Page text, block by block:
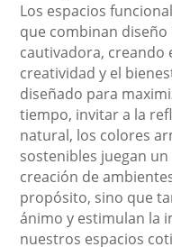
Los espacios
que combinan
cautivadora,
creatividad y el
diseñado para
tiempo, invitar a la
natural, los colores
sostenibles juegan
creación de
propósito, sino que
ánimo y estimulan la
nuestros espacios